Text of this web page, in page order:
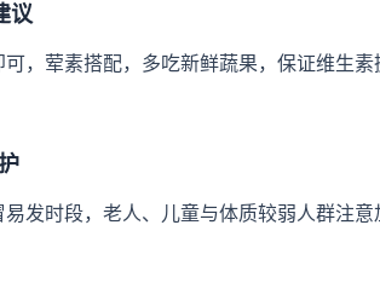
议
，荤素搭配，多吃新鲜蔬果，保证维生
发时段，老人、儿童与体质较弱人群注